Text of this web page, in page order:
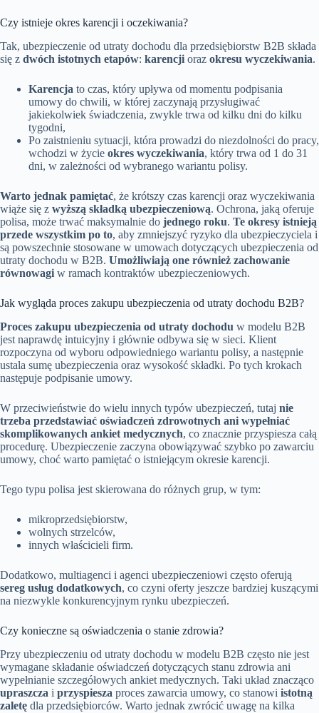
Czy istnieje okres karencji i oczekiwania?
Tak, ubezpieczenie od utraty dochodu dla przedsiębiorstw B2B składa
się z dwóch istotnych etapów: karencji oraz okresu wyczekiwania.
Karencja to czas, który upływa od momentu podpisania
umowy do chwili, w której zaczynają przysługiwać
jakiekolwiek świadczenia, zwykle trwa od kilku dni do kilku
tygodni,
Po zaistnieniu sytuacji, która prowadzi do niezdolności do pracy,
wchodzi w życie okres wyczekiwania, który trwa od 1 do 31
dni, w zależności od wybranego wariantu polisy.
Warto jednak pamiętać, że krótszy czas karencji oraz wyczekiwania
wiąże się z wyższą składką ubezpieczeniową. Ochrona, jaką oferuje
polisa, może trwać maksymalnie do jednego roku. Te okresy istnieją
przede wszystkim po to, aby zmniejszyć ryzyko dla ubezpieczyciela i
są powszechnie stosowane w umowach dotyczących ubezpieczenia od
utraty dochodu w B2B. Umożliwiają one również zachowanie
równowagi w ramach kontraktów ubezpieczeniowych.
Jak wygląda proces zakupu ubezpieczenia od utraty dochodu B2B?
Proces zakupu ubezpieczenia od utraty dochodu w modelu B2B
jest naprawdę intuicyjny i głównie odbywa się w sieci. Klient
rozpoczyna od wyboru odpowiedniego wariantu polisy, a następnie
ustala sumę ubezpieczenia oraz wysokość składki. Po tych krokach
następuje podpisanie umowy.
W przeciwieństwie do wielu innych typów ubezpieczeń, tutaj nie
trzeba przedstawiać oświadczeń zdrowotnych ani wypełniać
skomplikowanych ankiet medycznych, co znacznie przyspiesza całą
procedurę. Ubezpieczenie zaczyna obowiązywać szybko po zawarciu
umowy, choć warto pamiętać o istniejącym okresie karencji.
Tego typu polisa jest skierowana do różnych grup, w tym:
mikroprzedsiębiorstw,
wolnych strzelców,
innych właścicieli firm.
Dodatkowo, multiagenci i agenci ubezpieczeniowi często oferują
sereg usług dodatkowych, co czyni oferty jeszcze bardziej kuszącymi
na niezwykle konkurencyjnym rynku ubezpieczeń.
Czy konieczne są oświadczenia o stanie zdrowia?
Przy ubezpieczeniu od utraty dochodu w modelu B2B często nie jest
wymagane składanie oświadczeń dotyczących stanu zdrowia ani
wypełnianie szczegółowych ankiet medycznych. Taki układ znacząco
upraszcza i przyspiesza proces zawarcia umowy, co stanowi istotną
zaletę dla przedsiębiorców. Warto jednak zwrócić uwagę na kilka